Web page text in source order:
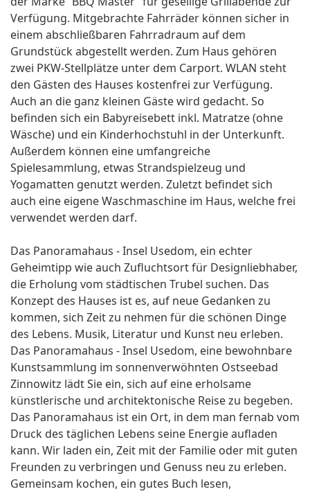
Verfügung. Mitgebrachte Fahrräder können sicher in
einem abschließbaren Fahrradraum auf dem
Grundstück abgestellt werden. Zum Haus gehören
zwei PKW-Stellplätze unter dem Carport. WLAN steht
den Gästen des Hauses kostenfrei zur Verfügung.
Auch an die ganz kleinen Gäste wird gedacht. So
befinden sich ein Babyreisebett inkl. Matratze (ohne
Wäsche) und ein Kinderhochstuhl in der Unterkunft.
Außerdem können eine umfangreiche
Spielesammlung, etwas Strandspielzeug und
Yogamatten genutzt werden. Zuletzt befindet sich
auch eine eigene Waschmaschine im Haus, welche frei
verwendet werden darf.
Das Panoramahaus - Insel Usedom, ein echter
Geheimtipp wie auch Zufluchtsort für Designliebhaber,
die Erholung vom städtischen Trubel suchen. Das
Konzept des Hauses ist es, auf neue Gedanken zu
kommen, sich Zeit zu nehmen für die schönen Dinge
des Lebens. Musik, Literatur und Kunst neu erleben.
Das Panoramahaus - Insel Usedom, eine bewohnbare
Kunstsammlung im sonnenverwöhnten Ostseebad
Zinnowitz lädt Sie ein, sich auf eine erholsame
künstlerische und architektonische Reise zu begeben.
Das Panoramahaus ist ein Ort, in dem man fernab vom
Druck des täglichen Lebens seine Energie aufladen
kann. Wir laden ein, Zeit mit der Familie oder mit guten
Freunden zu verbringen und Genuss neu zu erleben.
Gemeinsam kochen, ein gutes Buch lesen,